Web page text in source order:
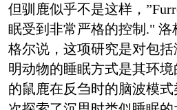
但驯鹿似乎不是这样，
眠受到非常严格的控制."
格尔说，这项研究是对包
明动物的睡眠方式是其环
的鼠鹿在反刍时的脑波模